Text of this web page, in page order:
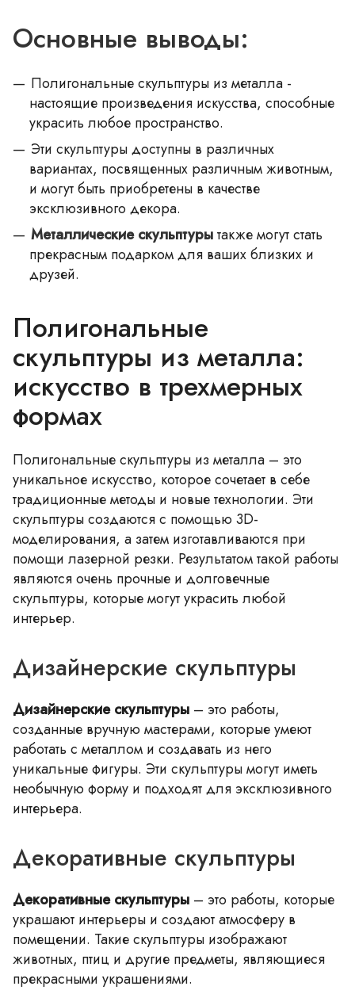
Основные выводы:
Полигональные скульптуры из металла -
настоящие произведения искусства, способные
украсить любое пространство.
Эти скульптуры доступны в различных
вариантах, посвященных различным животным,
и могут быть приобретены в качестве
эксклюзивного декора.
Металлические скульптурытакже могут стать
прекрасным подарком для ваших близких и
друзей.
Полигональные
скульптуры из металла:
искусство в трехмерных
формах
Полигональные скульптуры из металла – это
уникальное искусство, которое сочетает в себе
традиционные методы и новые технологии. Эти
скульптуры создаются с помощью 3D-
моделирования, а затем изготавливаются при
помощи лазерной резки. Результатом такой работы
являются очень прочные и долговечные
скульптуры, которые могут украсить любой
интерьер.
Дизайнерские скульптуры
Дизайнерские скульптуры – это работы,
созданные вручную мастерами, которые умеют
работать с металлом и создавать из него
уникальные фигуры. Эти скульптуры могут иметь
необычную форму и подходят для эксклюзивного
интерьера.
Декоративные скульптуры
Декоративные скульптуры – это работы, которые
украшают интерьеры и создают атмосферу в
помещении. Такие скульптуры изображают
животных, птиц и другие предметы, являющиеся
прекрасными украшениями.